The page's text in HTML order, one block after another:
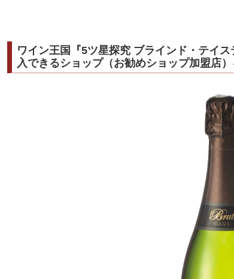
ワイン王国『5ツ星探究 ブラインド・テイ
入できるショップ（お勧めショップ加盟店